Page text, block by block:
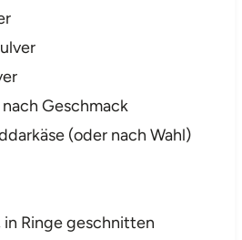
Geschmack
(oder nach Wahl)
in Ringe geschnitten